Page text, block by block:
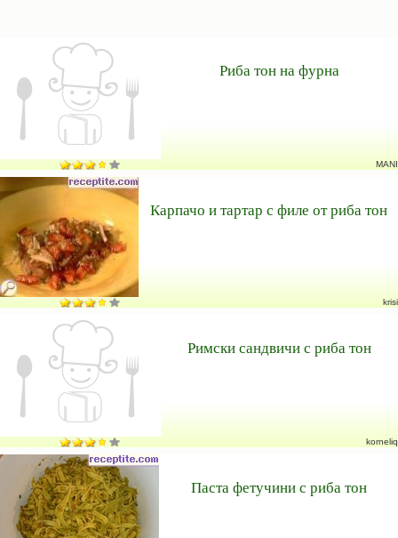
Риба тон на фурна
MANI
Карпачо и тартар с филе от риба тон
krisi
Римски сандвичи с риба тон
korneliq
Паста фетучини с риба тон